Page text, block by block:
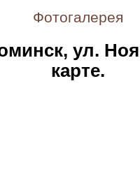
Фотогалерея
ул.
карте.